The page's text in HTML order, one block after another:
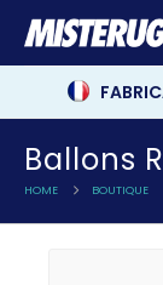
Ballons
HOME BOUTIQUE